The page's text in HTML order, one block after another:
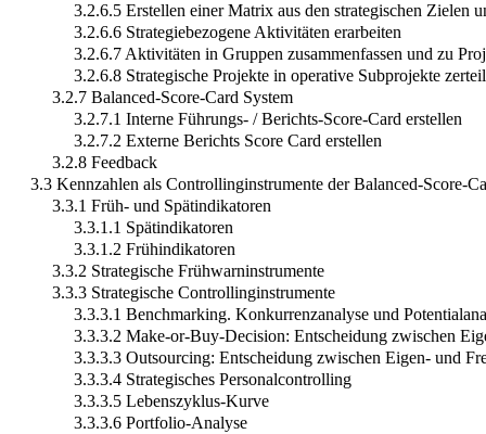
3.2.6.5 Erstellen einer Matrix aus den strategischen Zielen
3.2.6.6 Strategiebezogene Aktivitäten erarbeiten
3.2.6.7 Aktivitäten in Gruppen zusammenfassen und zu
3.2.6.8 Strategische Projekte in operative Subprojekte
3.2.7 Balanced-Score-Card System
3.2.7.1 Interne Führungs- / Berichts-Score-Card erstellen
3.2.7.2 Externe Berichts Score Card erstellen
3.2.8 Feedback
3.3 Kennzahlen als Controllinginstrumente der Balanced-Score-
3.3.1 Früh- und Spätindikatoren
3.3.1.1 Spätindikatoren
3.3.1.2 Frühindikatoren
3.3.2 Strategische Frühwarninstrumente
3.3.3 Strategische Controllinginstrumente
3.3.3.1 Benchmarking. Konkurrenzanalyse und
3.3.3.2 Make-or-Buy-Decision: Entscheidung zwischen
3.3.3.3 Outsourcing: Entscheidung zwischen Eigen- und
3.3.3.4 Strategisches Personalcontrolling
3.3.3.5 Lebenszyklus-Kurve
3.3.3.6 Portfolio-Analyse